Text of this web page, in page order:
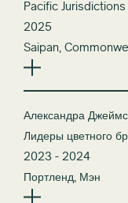
Pacific
2025
Saipan,
Александра Джеймс
Лидеры цветного
2023 - 2024
Портленд, Мэн